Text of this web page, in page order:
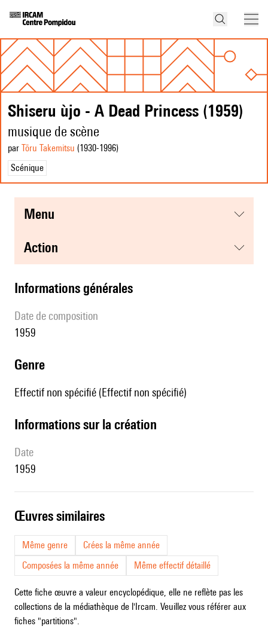
Shiseru ùjo - A Dead Princess (1959)
musique de scène
par Tōru Takemitsu (1930-1996)
Scénique
menu
action
informations générales
date de composition
1959
genre
Effectif non spécifié (Effectif non spécifié)
informations sur la création
date
1959
œuvres similaires
Même genre
Crées la même année
Composées la même année
Même effectif détaillé
Cette fiche œuvre a valeur encyclopédique, elle ne reflète pas les
collections de la médiathèque de l'Ircam. Veuillez vous référer aux
fiches "partitions".